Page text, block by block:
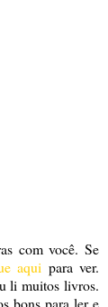
com você. Se
aqui para ver.
li muitos livros.
bons para ler e